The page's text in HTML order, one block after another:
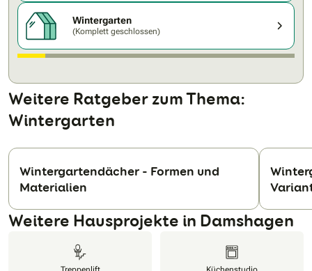
Wintergarten
(Komplett geschlossen)
Weitere Ratgeber zum Thema:
Wintergarten
Wintergartendächer - Formen und
Materialien
Weitere Hausprojekte in Damshagen